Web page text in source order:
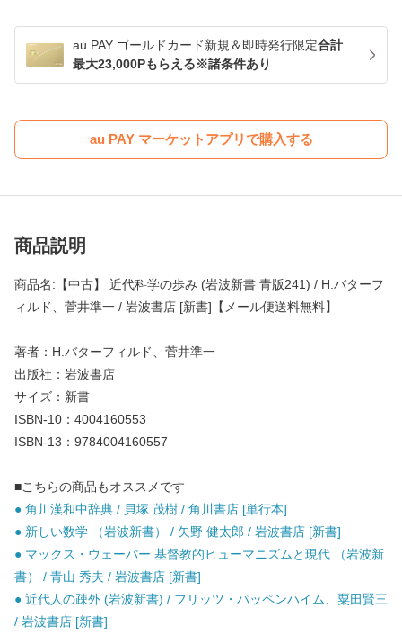
au PAY ゴールドカード新規＆即時発行限定合計
最大23,000Pもらえる※諸条件あり
au PAY マーケットアプリで購入する
商品説明
商品名:【中古】 近代科学の歩み (岩波新書 青版241) / H.バターフ
ィルド、菅井準一 / 岩波書店 [新書]【メール便送料無料】
著者：H.バターフィルド、菅井準一
出版社：岩波書店
サイズ：新書
ISBN-10：4004160553
ISBN-13：9784004160557
■こちらの商品もオススメです
● 角川漢和中辞典 / 貝塚 茂樹 / 角川書店 [単行本]
● 新しい数学 （岩波新書） / 矢野 健太郎 / 岩波書店 [新書]
● マックス・ウェーバー 基督教的ヒューマニズムと現代 （岩波新
書） / 青山 秀夫 / 岩波書店 [新書]
● 近代人の疎外 (岩波新書) / フリッツ・パッペンハイム、粟田賢三
/ 岩波書店 [新書]